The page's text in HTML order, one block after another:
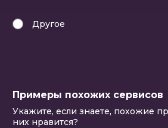
Другое
Примеры похожих сервисов
Укажите, если знаете, похожие
них нравится?